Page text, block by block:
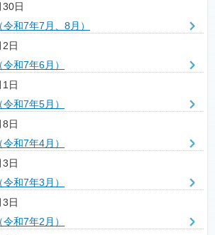
日
和7年7月、8月）
日
和7年6月）
日
和7年5月）
日
和7年4月）
日
和7年3月）
日
和7年2月）